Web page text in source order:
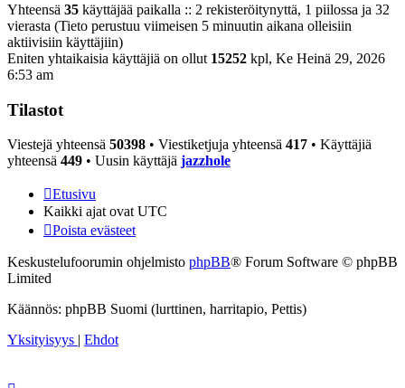
Yhteensä 35 käyttäjää paikalla :: 2 rekisteröitynyttä, 1 piilossa ja 32
vierasta (Tieto perustuu viimeisen 5 minuutin aikana olleisiin
aktiivisiin käyttäjiin)
Eniten yhtaikaisia käyttäjiä on ollut 15252 kpl, Ke Heinä 29, 2026
6:53 am
Tilastot
Viestejä yhteensä 50398 • Viestiketjuja yhteensä 417 • Käyttäjiä
yhteensä 449 • Uusin käyttäjä jazzhole
Etusivu
Kaikki ajat ovat UTC
Poista evästeet
Keskustelufoorumin ohjelmisto phpBB® Forum Software © phpBB
Limited
Käännös: phpBB Suomi (lurttinen, harritapio, Pettis)
Yksityisyys | Ehdot